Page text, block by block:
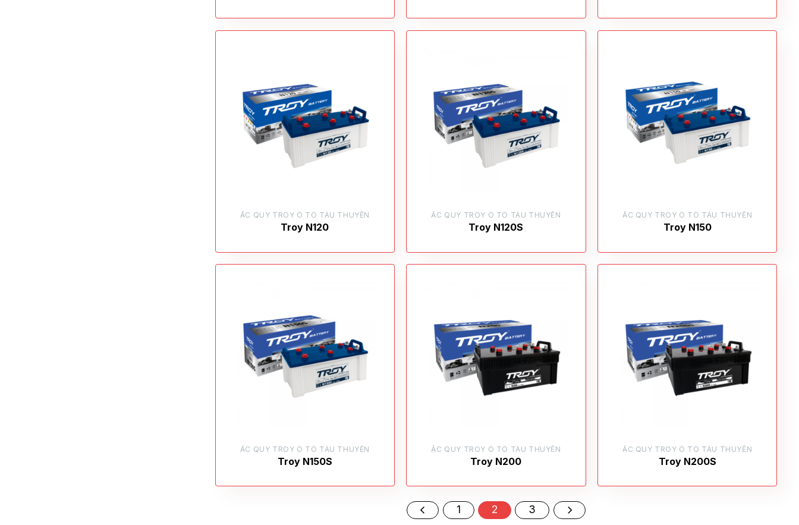
ẮC QUY TROY Ô TÔ TÀU THUYỀN
Troy N120
ẮC QUY TROY Ô TÔ TÀU THUYỀN
Troy N120S
ẮC QUY TROY Ô TÔ TÀU THUYỀN
Troy N150
ẮC QUY TROY Ô TÔ TÀU THUYỀN
Troy N150S
ẮC QUY TROY Ô TÔ TÀU THUYỀN
Troy N200
ẮC QUY TROY Ô TÔ TÀU THUYỀN
Troy N200S
1 2 3